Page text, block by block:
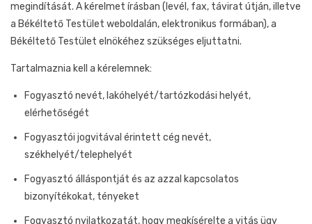
megindítását. A kérelmet írásban (levél, fax, távirat útján, illetve
a Békéltető Testület weboldalán, elektronikus formában), a
Békéltető Testület elnökéhez szükséges eljuttatni.
Tartalmaznia kell a kérelemnek:
Fogyasztó nevét, lakóhelyét/tartózkodási helyét,
elérhetőségét
Fogyasztói jogvitával érintett cég nevét,
székhelyét/telephelyét
Fogyasztó álláspontját és az azzal kapcsolatos
bizonyítékokat, tényeket
Fogyasztó nyilatkozatát, hogy megkísérelte a vitás ügy